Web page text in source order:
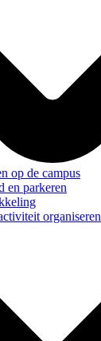
op de campus
en parkeren
organiseren